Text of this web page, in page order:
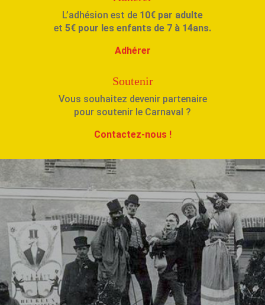
L’adhésion est de 10€ par adulte
et 5€ pour les enfants de 7 à 14ans.
Adhérer
Soutenir
Vous souhaitez devenir partenaire
pour soutenir le Carnaval ?
Contactez-nous !